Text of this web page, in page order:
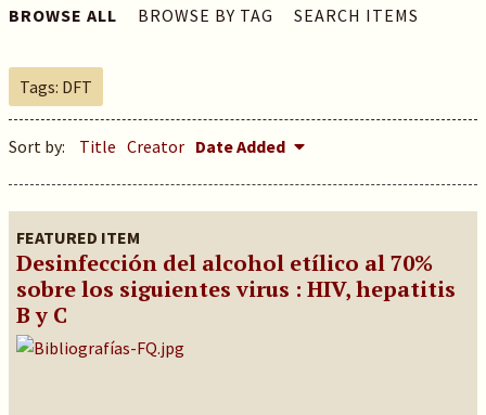
BROWSE ALL BROWSE BY TAG SEARCH ITEMS
Tags: DFT
Sort by: Title Creator Date Added
FEATURED ITEM
Desinfección del alcohol etílico al 70%
sobre los siguientes virus : HIV, hepatitis
B y C